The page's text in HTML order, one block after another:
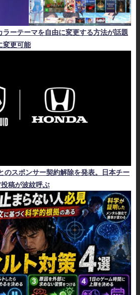
ーテーマを自由に変更する方法が話題
変更可能
スポンサー契約解除を発表。日本チー
稿が波紋呼ぶ